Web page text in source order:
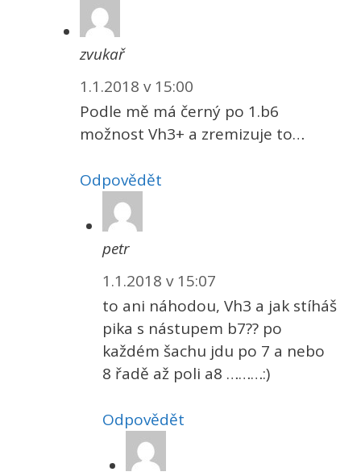
zvukař
1.1.2018 v 15:00
Podle mě má černý po 1.b6
možnost Vh3+ a zremizuje to…
Odpovědět
petr
1.1.2018 v 15:07
to ani náhodou, Vh3 a jak stíháš
pika s nástupem b7?? po
každém šachu jdu po 7 a nebo
8 řadě až poli a8 ………:)
Odpovědět